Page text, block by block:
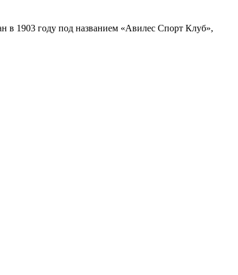
в 1903 году под названием «Авилес Спорт Клуб»,